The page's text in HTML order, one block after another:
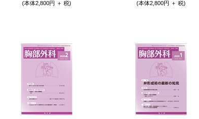
(本体2,800円 ＋ 税) (本体2,800円 ＋ 税)